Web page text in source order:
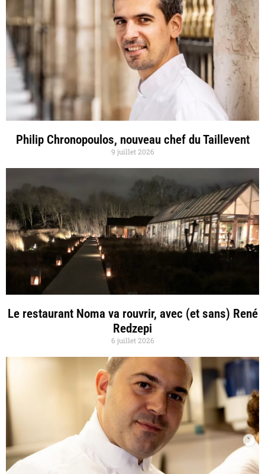
Philip Chronopoulos, nouveau chef du Taillevent
9 juillet 2026
Le restaurant Noma va rouvrir, avec (et sans) René
Redzepi
6 juillet 2026